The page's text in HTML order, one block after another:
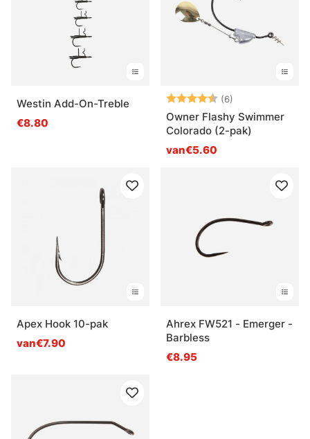
Westin Add-On-Treble
€8.80
Beoordeling:
(6)
Owner Flashy Swimmer
Colorado (2-pak)
van€5.60
Apex Hook 10-pak
van€7.90
Ahrex FW521 - Emerger -
Barbless
€8.95